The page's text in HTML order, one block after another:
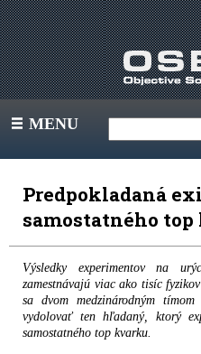
III MENU
Predpokladaná
samostatného
Výsledky experimentov na
zamestnávajú viac ako tisíc
sa dvom medzinárodným
vydolovať ten hľadaný, ktorý
samostatného top kvarku.